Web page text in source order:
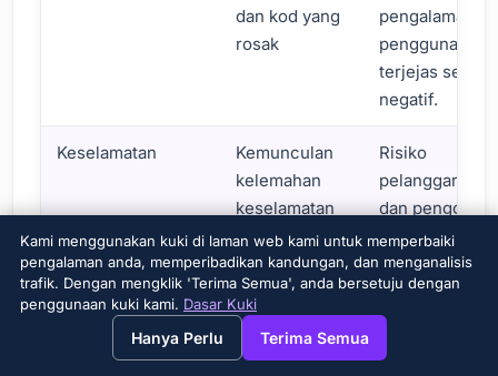
View this page in English? ×
Kesan Hutang Teknikal Perisian
dan kod yang
rosak
pengalaman
pengguna
terjejas secara
negatif.
Keselamatan
Kemunculan
kelemahan
keselamatan
dan
kegagalannya
untuk
diselesaikan
Risiko
pelanggaran
dan
sistem yang
berniat jahat
meningkat.
Kami menggunakan kuki di laman web kami untuk memperbaiki
pengalaman anda, memperibadikan kandungan, dan menganalisis
trafik. Dengan mengklik 'Terima Semua', anda bersetuju dengan
penggunaan kuki kami. Dasar Kuki
Hanya Perlu Terima Semua